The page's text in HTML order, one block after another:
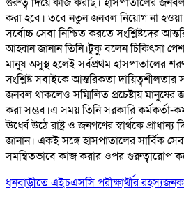
করা হবে। তবে নতুন জনবল নিয়োগ না হওয়া
সর্বোচ্চ সেবা নিশ্চিত করতে সংশ্লিষ্টদের
আহ্বান জানান তিনি।টুকু বলেন চিকিৎসা
মানুষ অসুস্থ হলেই সর্বপ্রথম হাসপাতালের
সংশ্লিষ্ট সবাইকে আন্তরিকতা
জনবল থাকলেও সম্মিলিত প্রচেষ্টায় মানুষের
করা সম্ভব।এ সময় তিনি সরকারি কর্মকর্তা-
ঊর্ধ্বে উঠে রাষ্ট্র ও জনগণের স্বার্থকে
জানান। একই সঙ্গে হাসপাতালের সার্বিক
সমন্বিতভাবে কাজ করার ওপর গুরুত্বারোপ
ধনবাড়ীতে এইচএসসি পরীক্ষার্থীর